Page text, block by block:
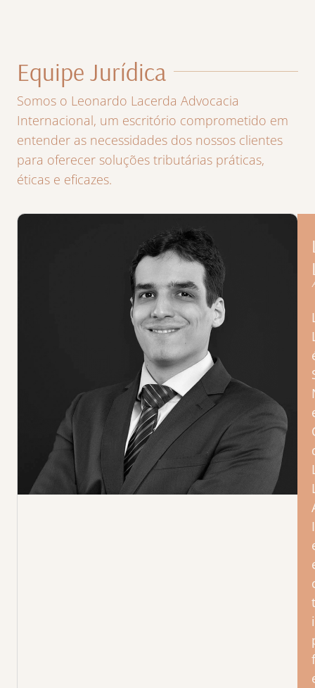
Equipe Jurídica
Somos o Leonardo Lacerda Advocacia
Internacional, um escritório comprometido em
entender as necessidades dos nossos clientes
para oferecer soluções tributárias práticas,
éticas e eficazes.